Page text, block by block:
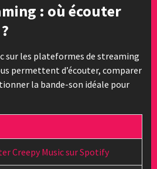
: où écouter
sur les plateformes de streaming
permettent d’écouter, comparer
la bande-son idéale pour
Creepy Music sur Spotify